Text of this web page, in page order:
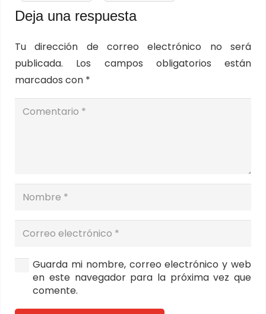
Deja una respuesta
Tu dirección de correo electrónico no será
publicada.
Los campos obligatorios están
marcados con *
Guarda mi nombre, correo electrónico y web
en este navegador para la próxima vez que
comente.